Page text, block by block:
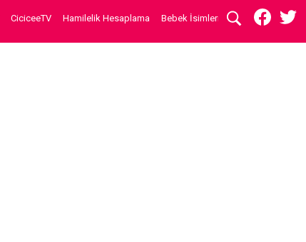
CiciceeTV Hamilelik Hesaplama Bebek İsimleri